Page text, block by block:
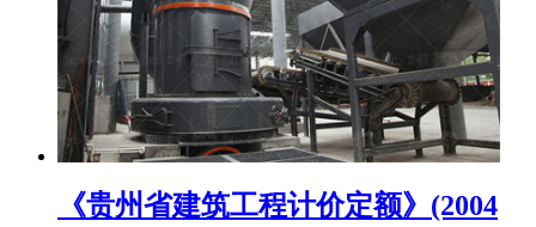
《贵州省建筑工程计价定额》(2004